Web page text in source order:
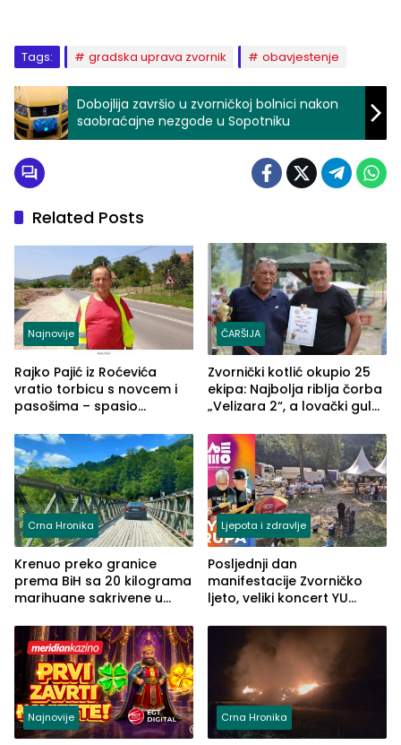
Tags: gradska uprava zvornik obavjestenje
Dobojlija završio u zvorničkoj bolnici nakon
saobraćajne nezgode u Sopotniku
Related Posts
Najnovije
Rajko Pajić iz Roćevića
vratio torbicu s novcem i
pasošima – spasio
Grčkoj
ČARŠIJA
Zvornički kotlić okupio 25
ekipa: Najbolja riblja čorba
„Velizara 2“, a lovački gulaš
Crna Hronika
Krenuo preko granice
prema BiH sa 20 kilograma
marihuane sakrivene u
Ljepota i zdravlje
Posljednji dan
manifestacije Zvorničko
ljeto, veliki koncert YU
ove godine
Najnovije Crna Hronika